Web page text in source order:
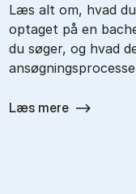
Læs alt om, hvad
optaget på en
du søger, og hvad
Læs mere